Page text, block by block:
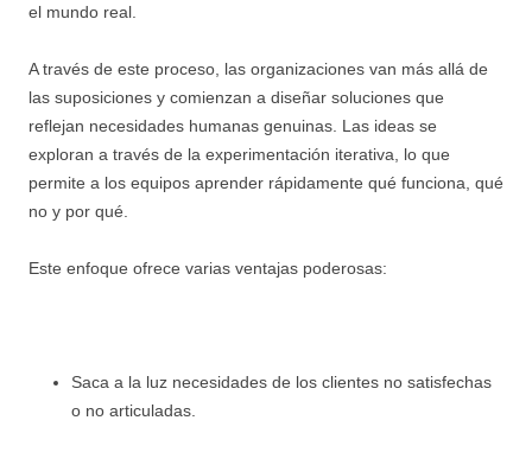
el mundo real.
A través de este proceso, las organizaciones van más allá de
las suposiciones y comienzan a diseñar soluciones que
reflejan necesidades humanas genuinas. Las ideas se
exploran a través de la experimentación iterativa, lo que
permite a los equipos aprender rápidamente qué funciona, qué
no y por qué.
Este enfoque ofrece varias ventajas poderosas:
Saca a la luz necesidades de los clientes no satisfechas
o no articuladas.